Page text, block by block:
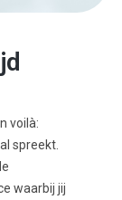
voilà:
spreekt.
waarbij jij